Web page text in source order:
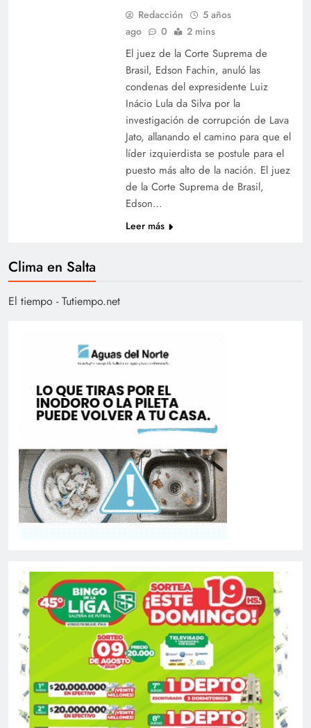
Redacción
5 años
ago
0 2 mins
El juez de la Corte Suprema de
Brasil, Edson Fachin, anuló las
condenas del expresidente Luiz
Inácio Lula da Silva por la
investigación de corrupción de Lava
Jato, allanando el camino para que el
líder izquierdista se postule para el
puesto más alto de la nación. El juez
de la Corte Suprema de Brasil,
Edson…
Leer más
Clima en Salta
El tiempo - Tutiempo.net